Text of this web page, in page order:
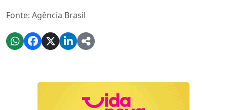
Fonte: Agência Brasil